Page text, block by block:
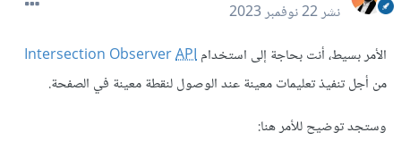
نشر22 نوفمبر 2023
الأمر بسيط، أنت بحاجة إلى استخدامIntersection Observer
API
من أجل تنفيذ تعليمات معينة عند الوصول لنقطة معينة في الصفحة.
وستجد توضيح للأمر هنا: